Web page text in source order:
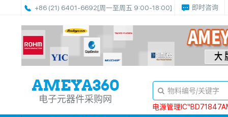
+86 (21) 6401-6692[周一至周五 9:00-18:00] 即时咨询
电子元器件采购网
电源管理